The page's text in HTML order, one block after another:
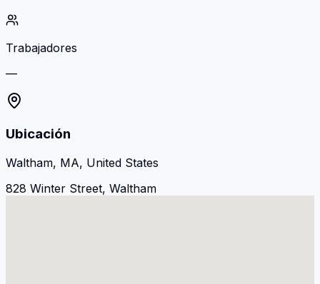
Trabajadores
—
Ubicación
Waltham, MA, United States
828 Winter Street, Waltham